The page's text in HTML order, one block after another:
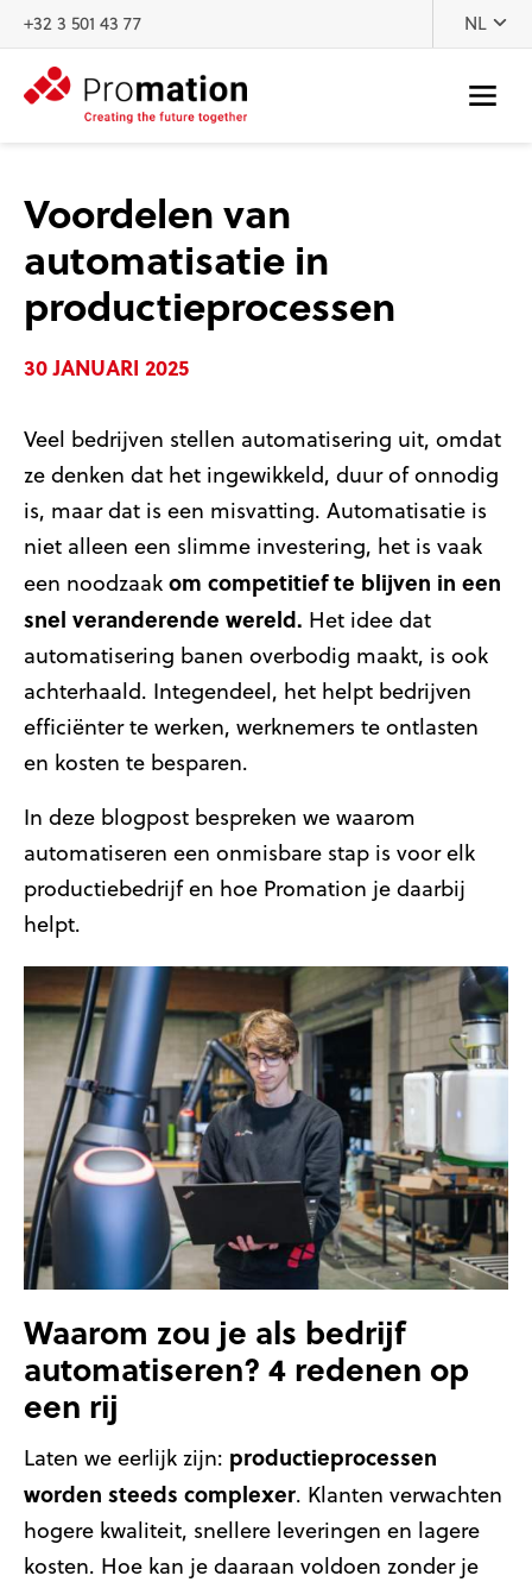
Naar inhoud
+32 3 501 43 77 NL
Voordelen van
automatisatie in
productieprocessen
30 JANUARI 2025
Veel bedrijven stellen automatisering uit, omdat
ze denken dat het ingewikkeld, duur of onnodig
is, maar dat is een misvatting. Automatisatie is
niet alleen een slimme investering, het is vaak
een noodzaak om competitief te blijven in een
snel veranderende wereld. Het idee dat
automatisering banen overbodig maakt, is ook
achterhaald. Integendeel, het helpt bedrijven
efficiënter te werken, werknemers te ontlasten
en kosten te besparen.
In deze blogpost bespreken we waarom
automatiseren een onmisbare stap is voor elk
productiebedrijf en hoe Promation je daarbij
helpt.
Waarom zou je als bedrijf
automatiseren? 4 redenen op
een rij
Laten we eerlijk zijn: productieprocessen
worden steeds complexer. Klanten verwachten
hogere kwaliteit, snellere leveringen en lagere
kosten. Hoe kan je daaraan voldoen zonder je